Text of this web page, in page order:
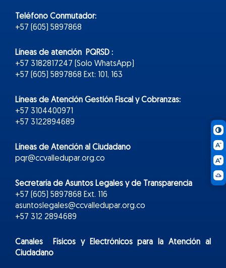
Teléfono Conmutador:
+57 (605) 5897868
Líneas de atención PQRSD :
+57 3182817247 (Solo WhatsApp)
+57 (605) 5897868 Ext: 101, 163
Líneas de Atención Gestión Fiscal y Cobranzas:
+57 3104400971
+57 3122894689
Líneas de Atención al Ciudadano
pqr@ccvalledupar.org.co
Secretaría de Asuntos Legales y de Transparencia
+57 (605) 5897868 Ext. 116
asuntoslegales@ccvalledupar.org.co
+57 312 2894689
Canales Físicos yElectrónicospara la Atención al
Ciudadano